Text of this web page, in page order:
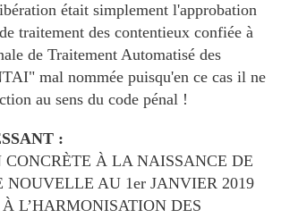
était simplement l'approbation
traitement des contentieux confiée à
de Traitement Automatisé des
mal nommée puisqu'en ce cas il ne
au sens du code pénal !
:
CONCRÈTE À LA NAISSANCE DE
NOUVELLE AU 1er JANVIER 2019
L’HARMONISATION DES